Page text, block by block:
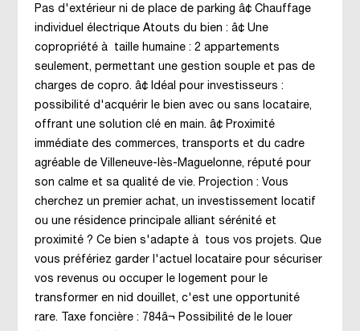
Pas d'extérieur ni de place de parking â¢ Chauffage
individuel électrique Atouts du bien : â¢ Une
copropriété à taille humaine : 2 appartements
seulement, permettant une gestion souple et pas de
charges de copro. â¢ Idéal pour investisseurs :
possibilité d'acquérir le bien avec ou sans locataire,
offrant une solution clé en main. â¢ Proximité
immédiate des commerces, transports et du cadre
agréable de Villeneuve-lès-Maguelonne, réputé pour
son calme et sa qualité de vie. Projection : Vous
cherchez un premier achat, un investissement locatif
ou une résidence principale alliant sérénité et
proximité ? Ce bien s'adapte à tous vos projets. Que
vous préfériez garder l'actuel locataire pour sécuriser
vos revenus ou occuper le logement pour le
transformer en nid douillet, c'est une opportunité
rare. Taxe foncière : 784â¬ Possibilité de le louer